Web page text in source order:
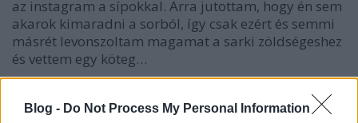
Blog - Do Not Process My Personal Information
az instagram a sípokkal. Arra jutottam, hogy én sem
akarok kimaradni a sorból, így csak ezért és semmi
másrét levonszoltam magamat a sarki zöldségeshez
és vettem egy köteg…
Spenótos répafőzelék